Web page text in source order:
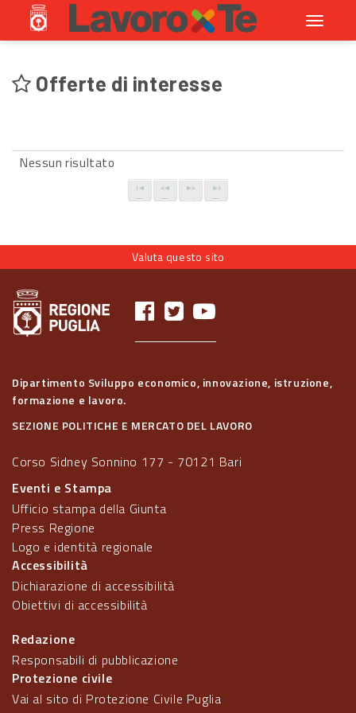
Toggle
Offerte di interesse
Nessun risultato
Valuta questo sito
Dipartimento Sviluppo economico, innovazione, istruzione,
formazione e lavoro.
SEZIONE POLITICHE E MERCATO DEL LAVORO
Corso Sidney Sonnino 177 - 70121 Bari
Eventi e Stampa
Ufficio stampa della Giunta
Press Regione
Logo e identità regionale
Accessibilità
Dichiarazione di accessibilità
Obiettivi di accessibilità
Redazione
Responsabili di pubblicazione
Protezione civile
Vai al sito di Protezione Civile Puglia